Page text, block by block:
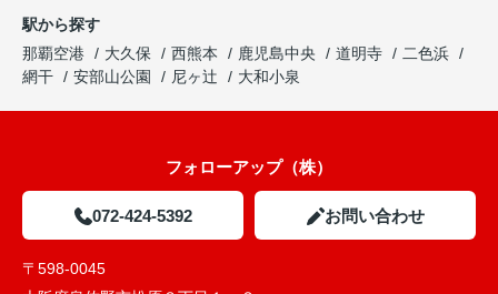
駅から探す
那覇空港
大久保 西熊本 鹿児島中央 道明寺
二色浜
網干
安部山公園 尼ヶ辻 大和小泉
フォローアップ（株）
072-424-5392 お問い合わせ
〒598-0045